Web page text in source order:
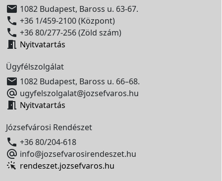
 1082 Budapest, Baross u. 63-67.
 +36 1/459-2100 (Központ)
 +36 80/277-256 (Zöld szám)
 Nyitvatartás
Ügyfélszolgálat
 1082 Budapest, Baross u. 66–68.
 ugyfelszolgalat@jozsefvaros.hu
 Nyitvatartás
Józsefvárosi Rendészet
 +36 80/204-618
 info@jozsefvarosirendeszet.hu
rendeszet.jozsefvaros.hu